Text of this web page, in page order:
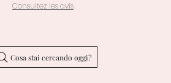
Consultez les avis
Cosa stai cercando oggi?